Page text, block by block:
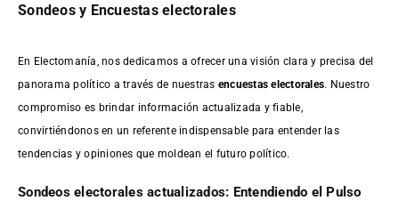
Sondeos y Encuestas electorales
En Electomanía, nos dedicamos a ofrecer una visión clara y precisa del
panorama político a través de nuestras encuestas electorales. Nuestro
compromiso es brindar información actualizada y fiable,
convirtiéndonos en un referente indispensable para entender las
tendencias y opiniones que moldean el futuro político.
Sondeos electorales actualizados: Entendiendo el Pulso